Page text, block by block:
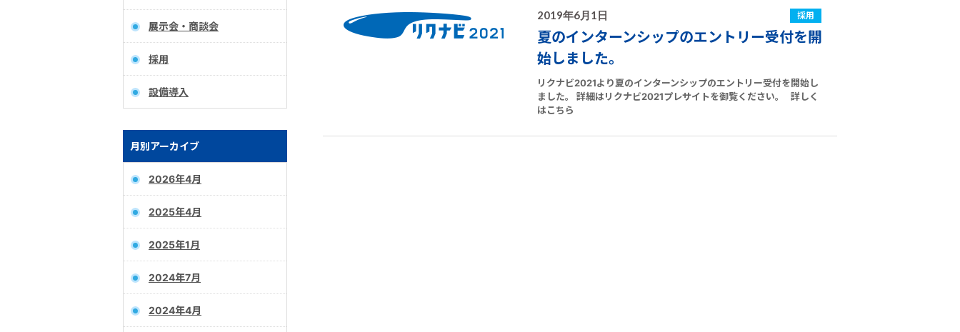
2019年6月1日 採用
夏のインターンシップのエントリー受付を開
始しました。
リクナビ2021より夏のインターンシップのエントリー受付を開始し
ました。 詳細はリクナビ2021プレサイトを御覧ください。 詳しく
はこちら
展示会・商談会
採用
設備導入
月別アーカイブ
2026年4月
2025年4月
2025年1月
2024年7月
2024年4月